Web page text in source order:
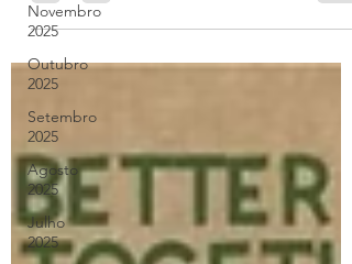
Novembro
2025
Outubro
2025
Setembro
2025
Agosto
2025
Julho
2025